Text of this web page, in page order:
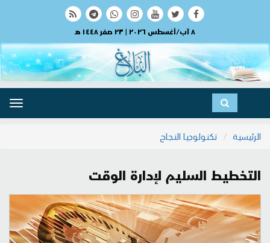
٨ آب/أغسطس ٢٠٢٦ | ٢٣ صفر ١٤٤٨ هـ
الرئيسية
تكنولوجيا النجاح
التخطيط السليم لإدارة الوقت